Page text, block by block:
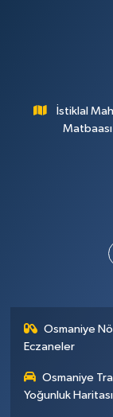
İstiklal
Osmaniye
Eczaneler
Osmaniye
Yoğunluk Haritası